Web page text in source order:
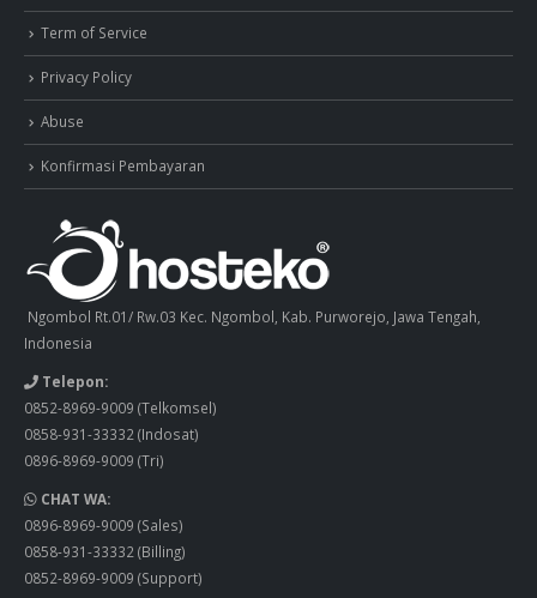
Term of Service
Privacy Policy
Abuse
Konfirmasi Pembayaran
Ngombol Rt.01/ Rw.03 Kec. Ngombol, Kab. Purworejo, Jawa Tengah,
Indonesia
Telepon:
0852-8969-9009 (Telkomsel)
0858-931-33332 (Indosat)
0896-8969-9009 (Tri)
CHAT WA:
0896-8969-9009 (Sales)
0858-931-33332 (Billing)
0852-8969-9009 (Support)